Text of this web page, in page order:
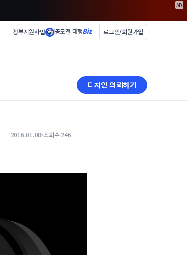
AD
정부지원사업 공모전 대행 로그인/회원가입
디자인 의뢰하기
2016.01.08 조회수 246